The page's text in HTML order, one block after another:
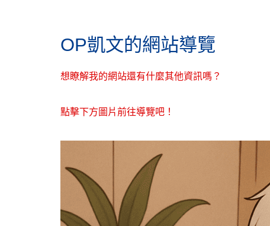
OP凱文的網站導覽
想瞭解我的網站還有什麼其他資訊嗎？
點擊下方圖片前往導覽吧！